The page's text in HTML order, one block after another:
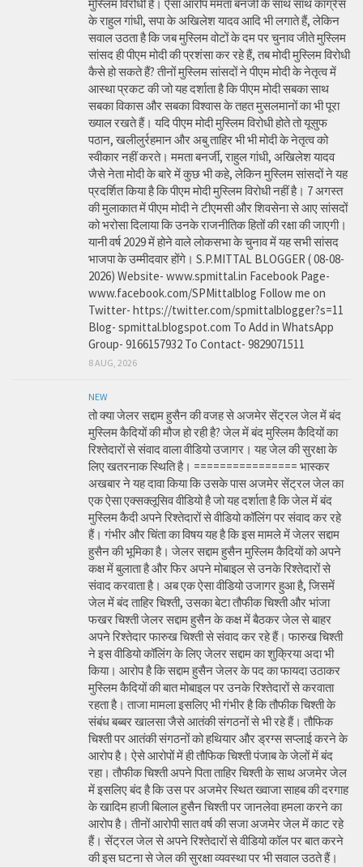
मुस्लिम विरोधी है। ऐसा आरोप ममता बनर्जी के साथ साथ कांग्रेस
के राहुल गांधी, सपा के अखिलेश यादव आदि भी लगाते हैं, लेकिन
सवाल उठता है कि जब मुस्लिम वोटों के दम पर चुनाव जीते मुस्लिम
सांसद ही पीएम मोदी की प्रशंसा कर रहे हैं, तब मोदी मुस्लिम विरोधी
कैसे हो सकते हैं? तीनों मुस्लिम सांसदों ने पीएम मोदी के नेतृत्व में
आस्था प्रकट की जो यह दर्शाता है कि पीएम मोदी सबका साथ
सबका विकास और सबका विश्वास के तहत मुसलमानों का भी पूरा
ख्याल रखते हैं। यदि पीएम मोदी मुस्लिम विरोधी होते तो यूसुफ
पठान, खलीलुर्रहमान और अबु ताहिर भी भी मोदी के नेतृत्व को
स्वीकार नहीं करते। ममता बनर्जी, राहुल गांधी, अखिलेश यादव
जैसे नेता मोदी के बारे में कुछ भी कहे, लेकिन मुस्लिम सांसदों ने यह
प्रदर्शित किया है कि पीएम मोदी मुस्लिम विरोधी नहीं है। 7 अगस्त
की मुलाकात में पीएम मोदी ने टीएमसी और शिवसेना से आए सांसदों
को भरोसा दिलाया कि उनके राजनीतिक हितों की रक्षा की जाएगी।
यानी वर्ष 2029 में होने वाले लोकसभा के चुनाव में यह सभी सांसद
भाजपा के उम्मीदवार होंगे। S.P.MITTAL BLOGGER ( 08-08-
2026) Website- www.spmittal.in Facebook Page-
www.facebook.com/SPMittalblog Follow me on
Twitter- https://twitter.com/spmittalblogger?s=11
Blog- spmittal.blogspot.com To Add in WhatsApp
Group- 9166157932 To Contact- 9829071511
8 AUG, 2026
NEW
तो क्या जेलर सद्दाम हुसैन की वजह से अजमेर सेंट्रल जेल में बंद
मुस्लिम कैदियों की मौज हो रही है? जेल में बंद मुस्लिम कैदियों का
रिश्तेदारों से संवाद वाला वीडियो उजागर। यह जेल की सुरक्षा के
लिए खतरनाक स्थिति है। ================ भास्कर
अखबार ने यह दावा किया कि उसके पास अजमेर सेंट्रल जेल का
एक ऐसा एक्सक्लूसिव वीडियो है जो यह दर्शाता है कि जेल में बंद
मुस्लिम कैदी अपने रिश्तेदारों से वीडियो कॉलिंग पर संवाद कर रहे
हैं। गंभीर और चिंता का विषय यह है कि इस मामले में जेलर सद्दाम
हुसैन की भूमिका है। जेलर सद्दाम हुसैन मुस्लिम कैदियों को अपने
कक्ष में बुलाता है और फिर अपने मोबाइल से उनके रिश्तेदारों से
संवाद करवाता है। अब एक ऐसा वीडियो उजागर हुआ है, जिसमें
जेल में बंद ताहिर चिश्ती, उसका बेटा तौफीक चिश्ती और भांजा
फखर चिश्ती जेलर सद्दाम हुसैन के कक्ष में बैठकर जेल से बाहर
अपने रिश्तेदार फारुख चिश्ती से संवाद कर रहे हैं। फारुख चिश्ती
ने इस वीडियो कॉलिंग के लिए जेलर सद्दाम का शुक्रिया अदा भी
किया। आरोप है कि सद्दाम हुसैन जेलर के पद का फायदा उठाकर
मुस्लिम कैदियों की बात मोबाइल पर उनके रिश्तेदारों से करवाता
रहता है। ताजा मामला इसलिए भी गंभीर है कि तौफीक चिश्ती के
संबंध बब्बर खालसा जैसे आतंकी संगठनों से भी रहे हैं। तौफिक
चिश्ती पर आतंकी संगठनों को हथियार और ड्रग्स सप्लाई करने के
आरोप है। ऐसे आरोपों में ही तौफिक चिश्ती पंजाब के जेलों में बंद
रहा। तौफीक चिश्ती अपने पिता ताहिर चिश्ती के साथ अजमेर जेल
में इसलिए बंद है कि उस पर अजमेर स्थित ख्वाजा साहब की दरगाह
के खादिम हाजी बिलाल हुसैन चिश्ती पर जानलेवा हमला करने का
आरोप है। तीनों आरोपी सात वर्ष की सजा अजमेर जेल में काट रहे
हैं। सेंट्रल जेल से अपने रिश्तेदारों से वीडियो कॉल पर बात करने
की इस घटना से जेल की सुरक्षा व्यवस्था पर भी सवाल उठते हैं।